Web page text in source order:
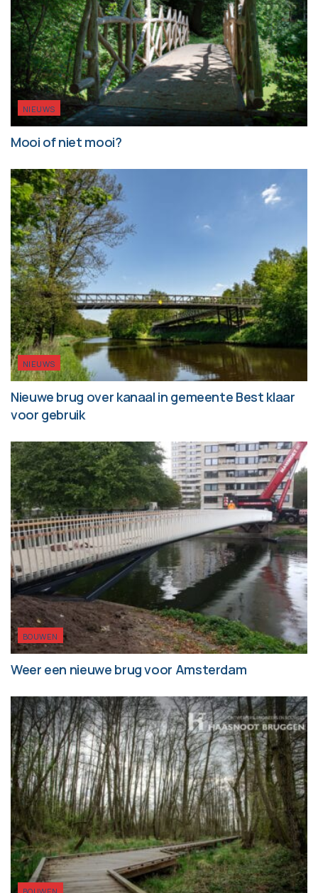
NIEUWS
Mooi of niet mooi?
NIEUWS
Nieuwe brug over kanaal in gemeente Best klaar
voor gebruik
BOUWEN
Weer een nieuwe brug voor Amsterdam